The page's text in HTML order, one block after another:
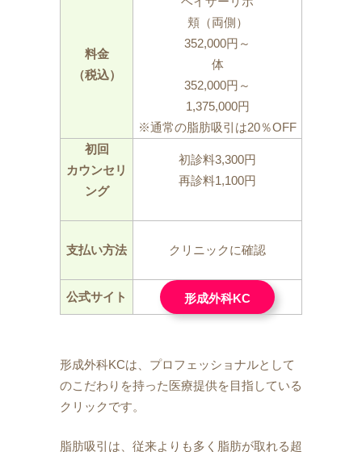
料金
（税込）
頬（両側）
352,000円～
体
352,000円～
1,375,000円
※通常の脂肪吸引は20％OFF
初回
カウンセリ
ング
初診料3,300円
再診料1,100円
支払い方法 クリニックに確認
公式サイト 形成外科KC
形成外科KCは、プロフェッショナルとして
のこだわりを持った医療提供を目指している
クリックです。
脂肪吸引は、従来よりも多く脂肪が取れる超